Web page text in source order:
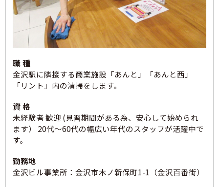
職 種
金沢駅に隣接する商業施設「あんと」「あんと西」
「リント」内の清掃をします。
資 格
未経験者 歓迎 (見習期間がある為、安心して始められ
ます） 20代～60代の幅広い年代のスタッフが活躍中で
す。
勤務地
金沢ビル事業所：金沢市木ノ新保町1-1（金沢百番街）